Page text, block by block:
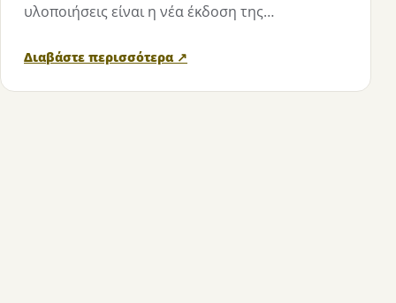
υλοποιήσεις είναι η νέα έκδοση της…
Διαβάστε περισσότερα ↗